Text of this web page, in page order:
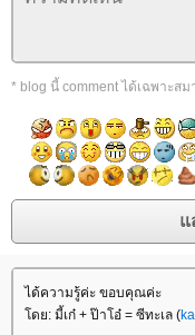
* blog นี้ comment ได้เฉพาะสม
ได้ความรู้ค่ะ ขอบคุณค่ะ
ดย: มี้เก๋ + ป๊าโอ๋ = ซีทะเล (